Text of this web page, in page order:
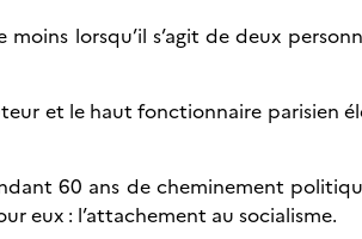
lorsqu’il s’agit de deux
et le haut fonctionnaire parisien
60 ans de cheminement
eux : l’attachement au socialisme.